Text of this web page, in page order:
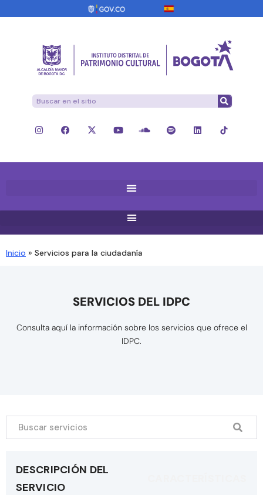
Inicio » Servicios para la ciudadanía
SERVICIOS DEL IDPC
Consulta aquí la información sobre los servicios que ofrece el
IDPC.
DESCRIPCIÓN DEL
SERVICIO